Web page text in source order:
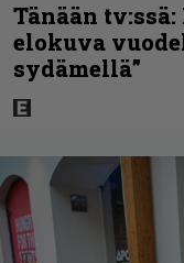
Tänään
elokuva
sydämellä”